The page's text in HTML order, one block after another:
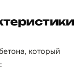
который